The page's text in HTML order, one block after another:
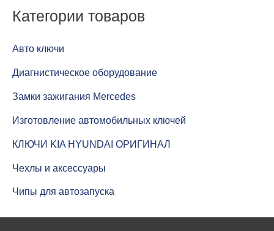
а
ь
:
Категории товаров
Авто ключи
Диагнистическое оборудование
Замки зажигания Mercedes
Изготовление автомобильных ключей
КЛЮЧИ KIA HYUNDAI ОРИГИНАЛ
Чехлы и аксессуары
Чипы для автозапуска